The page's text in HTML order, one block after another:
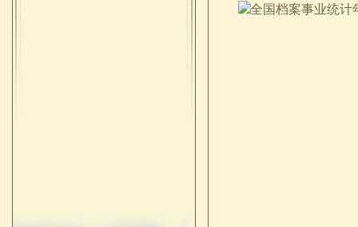
全国档案事业统计